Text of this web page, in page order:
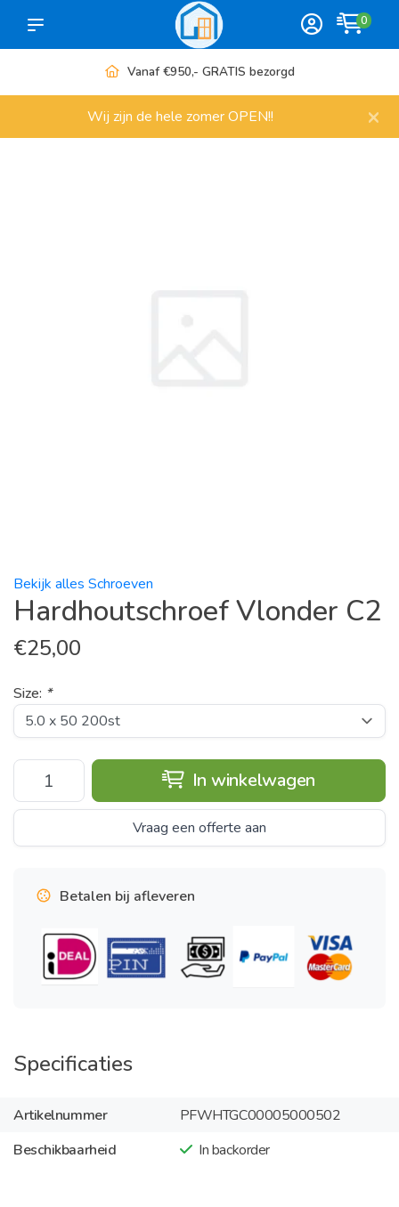
0
Vanaf €950,- GRATIS bezorgd
Wij zijn de hele zomer OPEN!! ×
Bekijk alles Schroeven
Hardhoutschroef Vlonder C2
€25,00
Size: *
In winkelwagen
Vraag een offerte aan
Betalen bij afleveren
Specificaties
Artikelnummer
PFWHTGC00005000502
Beschikbaarheid
In backorder